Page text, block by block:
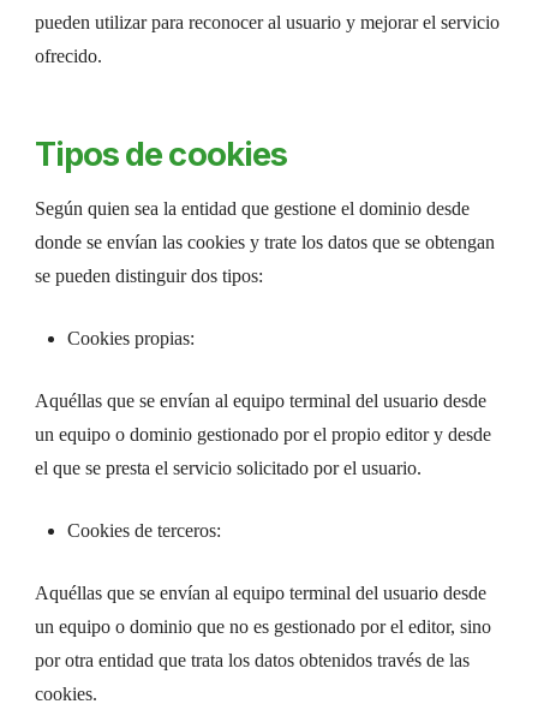
pueden utilizar para reconocer al usuario y mejorar el servicio
ofrecido.
Tipos de cookies
Según quien sea la entidad que gestione el dominio desde
donde se envían las cookies y trate los datos que se obtengan
se pueden distinguir dos tipos:
Cookies propias:
Aquéllas que se envían al equipo terminal del usuario desde
un equipo o dominio gestionado por el propio editor y desde
el que se presta el servicio solicitado por el usuario.
Cookies de terceros:
Aquéllas que se envían al equipo terminal del usuario desde
un equipo o dominio que no es gestionado por el editor, sino
por otra entidad que trata los datos obtenidos través de las
cookies.